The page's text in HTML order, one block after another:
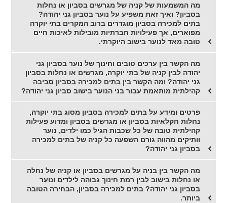
מה המשמעות של קניה של מגרשים בסביון או נחלות
בסביון? ואיך זאת משפיע על נוער בסביון גני יהודה?
בתים למכירה בסביון מוגדרים ברוב המקרים בתי יוקרה
מפוארים, אך פעילויות חברתיות מובילות לאיכות חיים
טובה מאד לנוער בישוב היוקרתי.
מה הקשר בין ערכים טובים וחינוך של נוער בסביון גני
יהודה לבין קניה של בתי יוקרה, מגרשים או נחלות בסביון
גני יהודה? ומה הקשר בין בתים למכירה בסביון סביבה
קהילתית מותאמת עבור בני הנוער בישוב סביון גני יהודה?
פרטים ומידע על בתים למכירה בסביון מסוג בתי יוקרה,
נחלות חקלאיות בסביון או מגרשים בסביון ומדוע פעילות
קהילתית טובה של כל שכבות הגיל כמו ילדים, נוער
וותיקים מהווה גורם השפעה כל קניה של בתים למכירה
בסביון גני יהודה?
מה הקשר בין בניה על מגרשים בסביון או קניה של נחלה
או נחלות בישוב לבין רמת חינוך גבוהה לילדים ונוער
בסביון גני יהודה? בתים למכירה בסביון, הבחירה הטובה
ביותר.